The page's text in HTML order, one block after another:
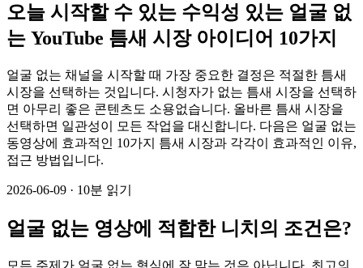
오늘 시작할 수 있는 수익성 있는 얼굴 없
는 YouTube 틈새 시장 아이디어 10가지
얼굴 없는 채널을 시작할 때 가장 중요한 결정은 적절한 틈새
시장을 선택하는 것입니다. 시청자가 없는 틈새 시장을 선택하
면 아무리 좋은 콘텐츠도 소용없습니다. 올바른 틈새 시장을
선택하면 일관성이 모든 작업을 대신합니다. 다음은 얼굴 없는
동영상에 효과적인 10가지 틈새 시장과 각각이 효과적인 이유,
접근 방법입니다.
2026-06-09 · 10분 읽기
얼굴 없는 영상에 적합한 니치의 조건은?
모든 주제가 얼굴 없는 형식에 잘 맞는 것은 아닙니다. 최고의